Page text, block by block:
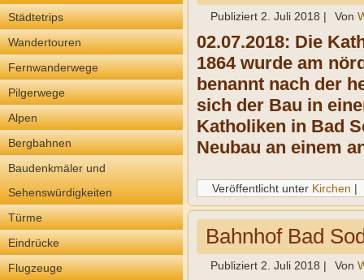
Städtetrips
Wandertouren
Fernwanderwege
Pilgerwege
Alpen
Bergbahnen
Baudenkmäler und
Sehenswürdigkeiten
Türme
Eindrücke
Flugzeuge
Publiziert 2. Juli 2018 | Von
02.07.2018: Die
1864 wurde am
benannt nach der
sich der Bau in
Katholiken in Bad
Neubau an einem
Veröffentlicht unter Kirchen |
Bahnhof Bad
Publiziert 2. Juli 2018 | Von